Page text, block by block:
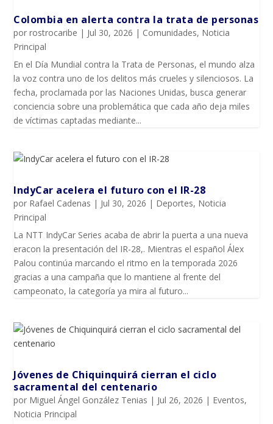
Colombia en alerta contra la trata de personas
porrostrocaribe | Jul 30, 2026 | Comunidades, Noticia
Principal
En el Día Mundial contra la Trata de Personas, el mundo alza
la voz contra uno de los delitos más crueles y silenciosos. La
fecha, proclamada por las Naciones Unidas, busca generar
conciencia sobre una problemática que cada año deja miles
de víctimas captadas mediante...
IndyCar acelera el futuro con el IR-28
por Rafael Cadenas | Jul 30, 2026 | Deportes, Noticia
Principal
La NTT IndyCar Series acaba de abrir la puerta a una nueva
eracon la presentación del IR-28,. Mientras el español Álex
Palou continúa marcando el ritmo en la temporada 2026
gracias a una campaña que lo mantiene al frente del
campeonato, la categoría ya mira al futuro...
Jóvenes de Chiquinquirá cierran el ciclo
sacramental del centenario
por Miguel Ángel González Tenias | Jul 26, 2026 | Eventos,
Noticia Principal